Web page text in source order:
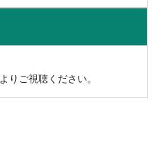
よりご視聴ください。